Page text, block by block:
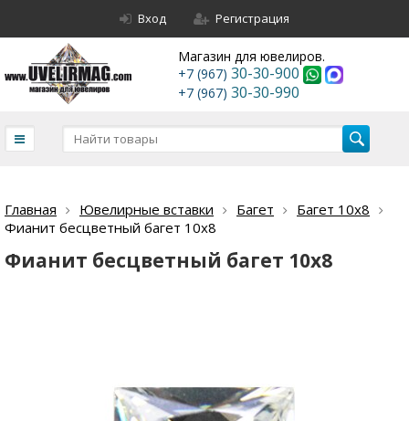
Вход Регистрация
Магазин для ювелиров.
+7 (967) 30-30-900
+7 (967) 30-30-990
Главная Ювелирные вставки Багет
Багет 10х8
Фианит бесцветный багет 10х8
Фианит бесцветный багет 10х8